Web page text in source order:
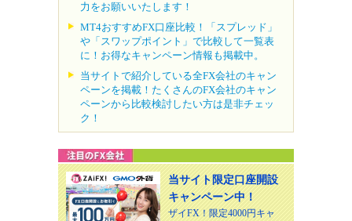
力をお願いいたします！
MT4おすすめFX口座比較！「スプレッド」
や「スワップポイント」で比較して一覧表
に！お得なキャンペーン情報も掲載中。
当サイトで紹介している全FX会社のキャン
ペーンを掲載！たくさんのFX会社のキャン
ペーンから比較検討したい方は是非チェッ
ク！
当サイト限定口座開設
キャンペーン中！
ザイFX！限定4000円キャ